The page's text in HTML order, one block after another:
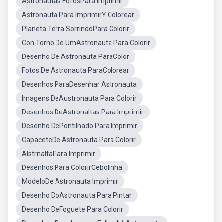
Astronauta Para ImprimirY Colorear
Planeta Terra SorrindoPara Colorir
Con Torno De UmAstronauta Para Colorir
Desenho De Astronauta ParaColor
Fotos De Astronauta ParaColorear
Desenhos ParaDesenhar Astronauta
Imagens DeAustronauta Para Colorir
Desenhos DeAstronaltas Para Imprimir
Desenho DePontilhado Para Imprimir
CapaceteDe Astronauta Para Colorir
AlstrnaltaPara Imprimir
Desenhos Para ColorirCebolinha
ModeloDe Astronauta Imprimir
Desenho DoAstronauta Para Pintar
Desenho DeFoguete Para Colorir